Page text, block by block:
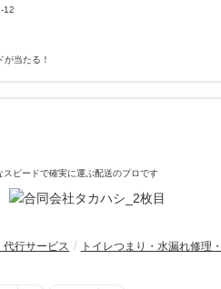
12
当たる！
ピードで確実に運ぶ配送のプロです
代行サービス
トイレつまり・水漏れ修理